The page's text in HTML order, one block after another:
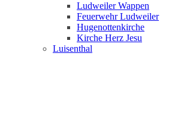
Ludweiler Wappen
Feuerwehr Ludweiler
Hugenottenkirche
Kirche Herz Jesu
Luisenthal